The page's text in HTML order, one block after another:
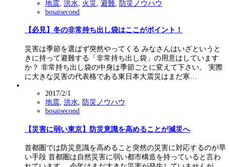
地震 洪水 火災 避難 防災ノウハウ
bosaisecond
【必見】冬の非常持ち出し袋はここがポイント！
災害は季節を選ばず突然やってくる みなさんはいざというと
きに持って避難する「非常持ち出し袋」の用意はしています
か？ 非常持ち出し袋の中身は季節ごとに変えて下さい。 実際
に大きな災害の代表格である東日本大震災はまだ寒…
2017/2/1
地震 洪水
防災ノウハウ
bosaisecond
【災害に弱い東京】防災意識を高めることが減災へ
首都圏では防災意識を高めること突然の災害に対応するのが早
い手段 首都圏は自然災害に弱い都市構造を持っていると言わ